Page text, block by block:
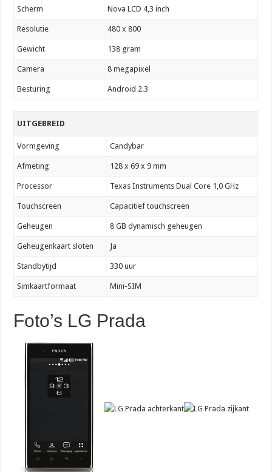
Scherm Nova LCD 4,3 inch
Resolutie 480 x 800
Gewicht 138 gram
Camera 8 megapixel
Besturing Android 2.3
UITGEBREID
Vormgeving Candybar
Afmeting 128 x 69 x 9 mm
Processor Texas Instruments Dual Core 1,0 GHz
Touchscreen Capacitief touchscreen
Geheugen 8 GB dynamisch geheugen
Geheugenkaart sloten Ja
Standbytijd 330 uur
Simkaartformaat Mini-SIM
Foto’s LG Prada